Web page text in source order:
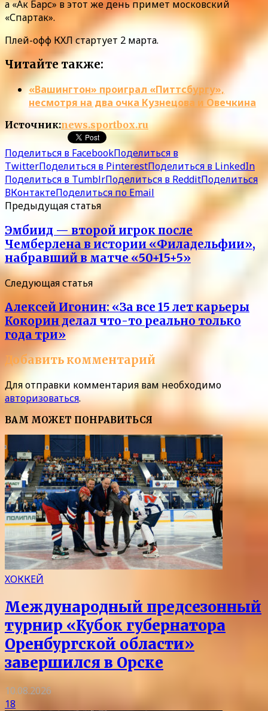
а «Ак Барс» в этот же день примет московский
«Спартак».
Плей-офф КХЛ стартует 2 марта.
Читайте также:
«Вашингтон» проиграл «Питтсбургу»,
несмотря на два очка Кузнецова и Овечкина
Источник:news.sportbox.ru
Поделиться в FacebookПоделиться в
TwitterПоделиться в PinterestПоделиться в LinkedIn
Поделиться в TumblrПоделиться в RedditПоделиться
ВКонтактеПоделиться по Email
Предыдущая статья
Эмбиид — второй игрок после
Чемберлена в истории «Филадельфии»,
набравший в матче «50+15+5»
Следующая статья
Алексей Игонин: «За все 15 лет карьеры
Кокорин делал что-то реально только
года три»
Добавить комментарий
Для отправки комментария вам необходимо
авторизоваться.
ВАМ МОЖЕТ ПОНРАВИТЬСЯ
ХОККЕЙ
Международный предсезонный
турнир «Кубок губернатора
Оренбургской области»
завершился в Орске
10.08.2026
18